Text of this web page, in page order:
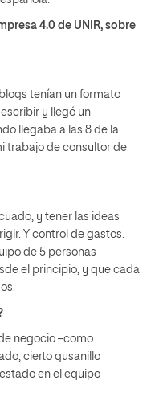
4.0 de UNIR, sobre
tenían un formato
y llegó un
llegaba a las 8 de la
trabajo de consultor de
y tener las ideas
Y control de gastos.
de 5 personas
el principio, y que cada
negocio –como
cierto gusanillo
en el equipo